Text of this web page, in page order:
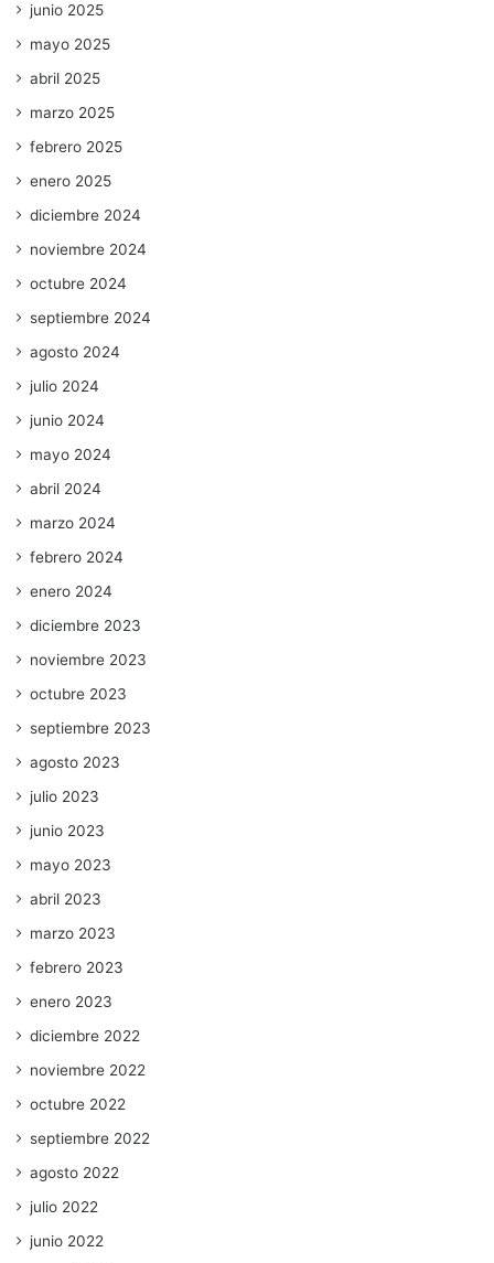
junio 2025
mayo 2025
abril 2025
marzo 2025
febrero 2025
enero 2025
diciembre 2024
noviembre 2024
octubre 2024
septiembre 2024
agosto 2024
julio 2024
junio 2024
mayo 2024
abril 2024
marzo 2024
febrero 2024
enero 2024
diciembre 2023
noviembre 2023
octubre 2023
septiembre 2023
agosto 2023
julio 2023
junio 2023
mayo 2023
abril 2023
marzo 2023
febrero 2023
enero 2023
diciembre 2022
noviembre 2022
octubre 2022
septiembre 2022
agosto 2022
julio 2022
junio 2022